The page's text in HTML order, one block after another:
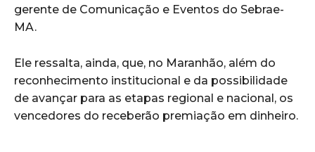
gerente de Comunicação e Eventos do Sebrae-
MA.
Ele ressalta, ainda, que, no Maranhão, além do
reconhecimento institucional e da possibilidade
de avançar para as etapas regional e nacional, os
vencedores do receberão premiação em dinheiro.